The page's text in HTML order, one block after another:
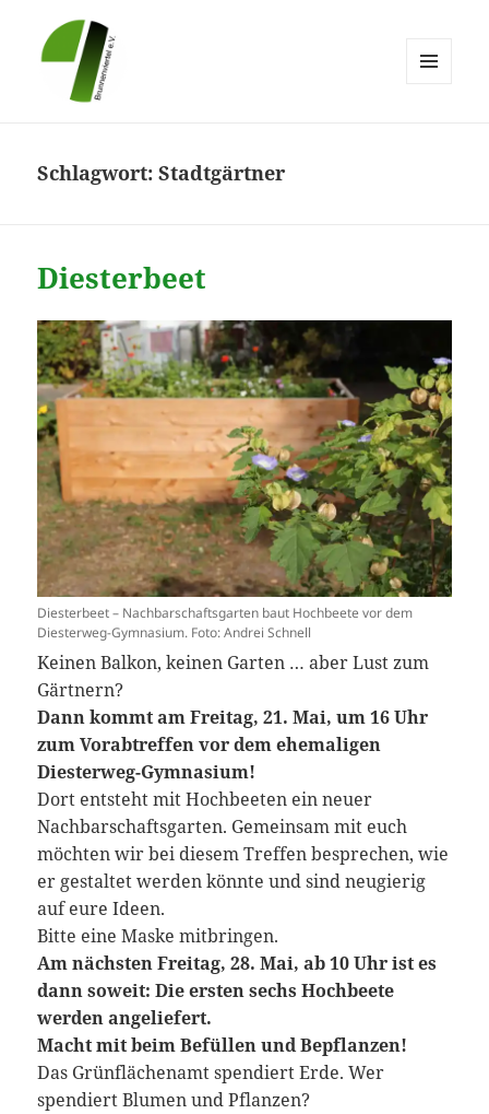
Schlagwort:Stadtgärtner
Diesterbeet
Diesterbeet – Nachbarschaftsgarten baut Hochbeete vor dem
Diesterweg-Gymnasium. Foto: Andrei Schnell
Keinen Balkon, keinen Garten … aber Lust zum
Gärtnern?
Dann kommt am Freitag, 21. Mai, um 16 Uhr
zum Vorabtreffen vor dem ehemaligen
Diesterweg-Gymnasium!
Dort entsteht mit Hochbeeten ein neuer
Nachbarschaftsgarten. Gemeinsam mit euch
möchten wir bei diesem Treffen besprechen, wie
er gestaltet werden könnte und sind neugierig
auf eure Ideen.
Bitte eine Maske mitbringen.
Am nächsten Freitag, 28. Mai, ab 10 Uhr ist es
dann soweit: Die ersten sechs Hochbeete
werden angeliefert.
Macht mit beim Befüllen und Bepflanzen!
Das Grünflächenamt spendiert Erde. Wer
spendiert Blumen und Pflanzen?